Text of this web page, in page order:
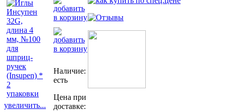
увеличить...
Наличие:
есть
Цена при
доставке: